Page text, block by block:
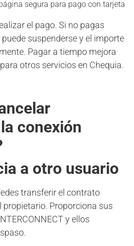
segura para pago con tarjeta
el pago. Si no pagas
suspenderse y el importe
Pagar a tiempo mejora
otros servicios en Chequia.
conexión
a otro usuario
transferir el contrato
propietario. Proporciona sus
y ellos